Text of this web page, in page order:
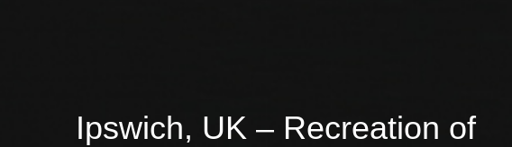
Ipswich, UK – Recreation of